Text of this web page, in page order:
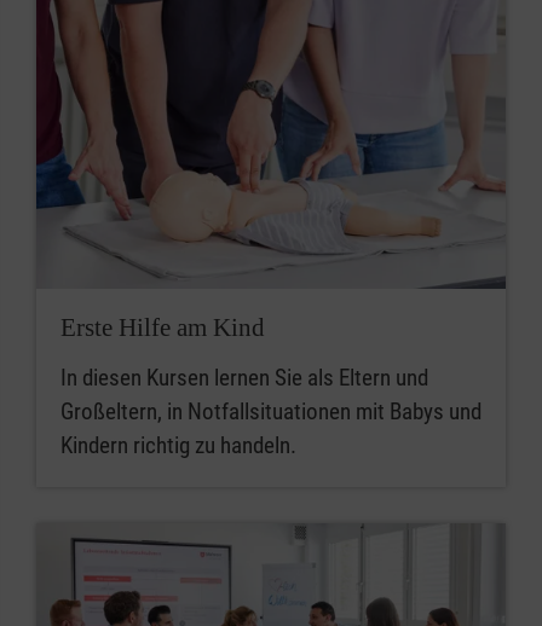
Erste Hilfe am Kind
In diesen Kursen lernen Sie als Eltern und
Großeltern, in Notfallsituationen mit Babys und
Kindern richtig zu handeln.